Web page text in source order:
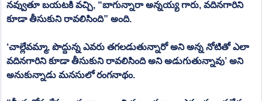
నవ్వుతూ బయటకి వచ్చి, “బాగున్నారా అన్నయ్య గారు, వదినగారిని
కూడా తీసుకుని రావలిసింది” అంది.
‘చాల్లేవమ్మా, పొద్దున్న ఎవరు తగలడుతున్నారో అని అన్న నోటితో ఎలా
వదినగారిని కూడా తీసుకుని రావలిసింది అని అడుగుతున్నావు’ అని
అనుకున్నాడు మనసులో రంగనాథం.